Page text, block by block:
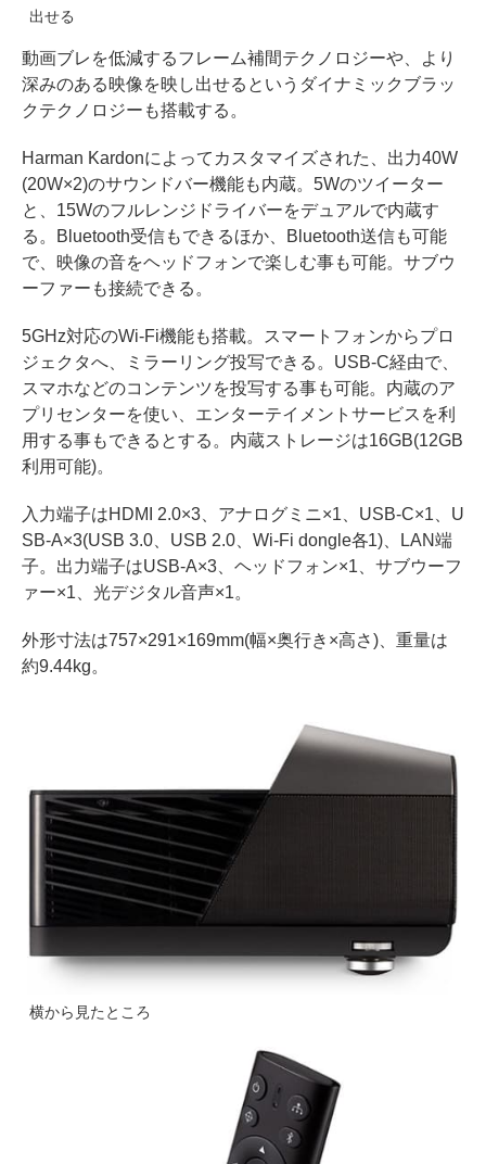
出せる
動画ブレを低減するフレーム補間テクノロジーや、より
深みのある映像を映し出せるというダイナミックブラッ
クテクノロジーも搭載する。
Harman Kardonによってカスタマイズされた、出力40W
(20W×2)のサウンドバー機能も内蔵。5Wのツイーター
と、15Wのフルレンジドライバーをデュアルで内蔵す
る。Bluetooth受信もできるほか、Bluetooth送信も可能
で、映像の音をヘッドフォンで楽しむ事も可能。サブウ
ーファーも接続できる。
5GHz対応のWi-Fi機能も搭載。スマートフォンからプロ
ジェクタへ、ミラーリング投写できる。USB-C経由で、
スマホなどのコンテンツを投写する事も可能。内蔵のア
プリセンターを使い、エンターテイメントサービスを利
用する事もできるとする。内蔵ストレージは16GB(12GB
利用可能)。
入力端子はHDMI 2.0×3、アナログミニ×1、USB-C×1、U
SB-A×3(USB 3.0、USB 2.0、Wi-Fi dongle各1)、LAN端
子。出力端子はUSB-A×3、ヘッドフォン×1、サブウーフ
ァー×1、光デジタル音声×1。
外形寸法は757×291×169mm(幅×奥行き×高さ)、重量は
約9.44kg。
横から見たところ